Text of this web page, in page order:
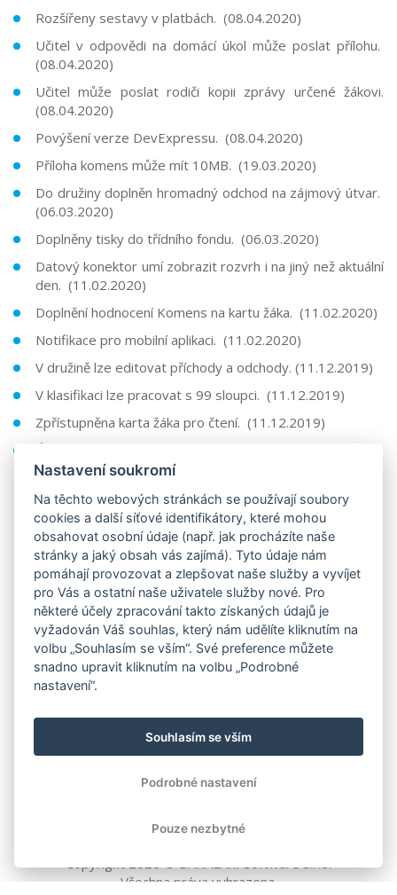
Rozšířeny sestavy v platbách. (08.04.2020)
Učitel v odpovědi na domácí úkol může poslat přílohu.
(08.04.2020)
Učitel může poslat rodiči kopii zprávy určené žákovi.
(08.04.2020)
Povýšení verze DevExpressu. (08.04.2020)
Příloha komens může mít 10MB. (19.03.2020)
Do družiny doplněn hromadný odchod na zájmový útvar.
(06.03.2020)
Doplněny tisky do třídního fondu. (06.03.2020)
Datový konektor umí zobrazit rozvrh i na jiný než aktuální
den. (11.02.2020)
Doplnění hodnocení Komens na kartu žáka. (11.02.2020)
Notifikace pro mobilní aplikaci. (11.02.2020)
V družině lze editovat příchody a odchody. (11.12.2019)
V klasifikaci lze pracovat s 99 sloupci. (11.12.2019)
Zpřístupněna karta žáka pro čtení. (11.12.2019)
Úprava práv vychovatelů v modulu družina (12.11.2019)
Předchozí verze (18/19)
Všechna práva vyhrazena.
Nastavení soukromí
Na těchto webových stránkách se používají soubory
cookies a další síťové identifikátory, které mohou
obsahovat osobní údaje (např. jak procházíte naše
stránky a jaký obsah vás zajímá). Tyto údaje nám
pomáhají provozovat a zlepšovat naše služby a vyvíjet
pro Vás a ostatní naše uživatele služby nové. Pro
některé účely zpracování takto získaných údajů je
vyžadován Váš souhlas, který nám udělíte kliknutím na
volbu „Souhlasím se vším“. Své preference můžete
snadno upravit kliknutím na volbu „Podrobné
nastavení“.
Souhlasím se vším
Podrobné nastavení
Pouze nezbytné